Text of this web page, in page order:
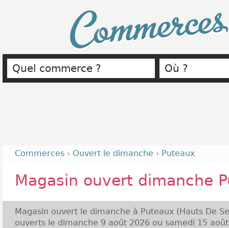
Commerces › Ouvert le dimanche › Puteaux
Magasin ouvert dimanche
Magasin ouvert le dimanche à Puteaux (Hauts De
ouverts le dimanche 9 août 2026 ou samedi 15